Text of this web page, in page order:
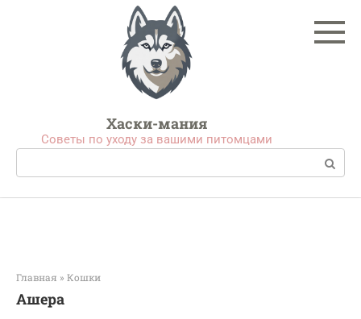
Хаски-мания
Советы по уходу за вашими питомцами
Поиск:
Главная » Кошки
Ашера